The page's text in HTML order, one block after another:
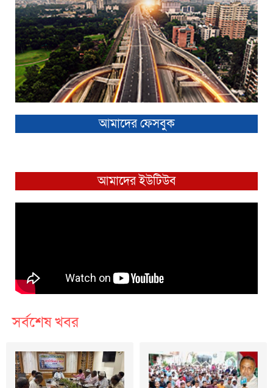
আমাদের ফেসবুক
আমাদের ইউটিউব
সর্বশেষ খবর